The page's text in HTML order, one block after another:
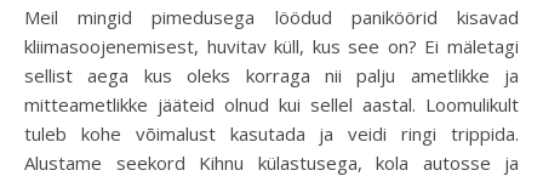
Meil mingid pimedusega löödud paniköörid kisavad
kliimasoojenemisest, huvitav küll, kus see on? Ei mäletagi
sellist aega kus oleks korraga nii palju ametlikke ja
mitteametlikke jääteid olnud kui sellel aastal. Loomulikult
tuleb kohe võimalust kasutada ja veidi ringi trippida.
Alustame seekord Kihnu külastusega, kola autosse ja